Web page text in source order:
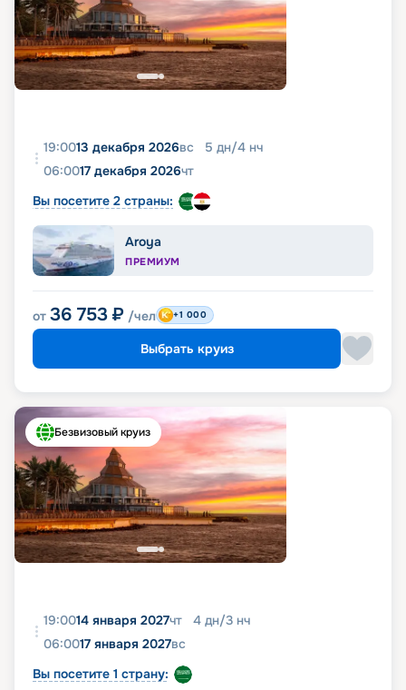
19:0013 декабря 2026вс 5 дн/4 нч
06:0017 декабря 2026чт
Вы посетите 2 страны:
Aroya
ПРЕМИУМ
от 36 753 ₽ /чел +1 000
Выбрать круиз
Безвизовый круиз
19:0014 января 2027чт 4 дн/3 нч
06:0017 января 2027вс
Вы посетите 1 страну: